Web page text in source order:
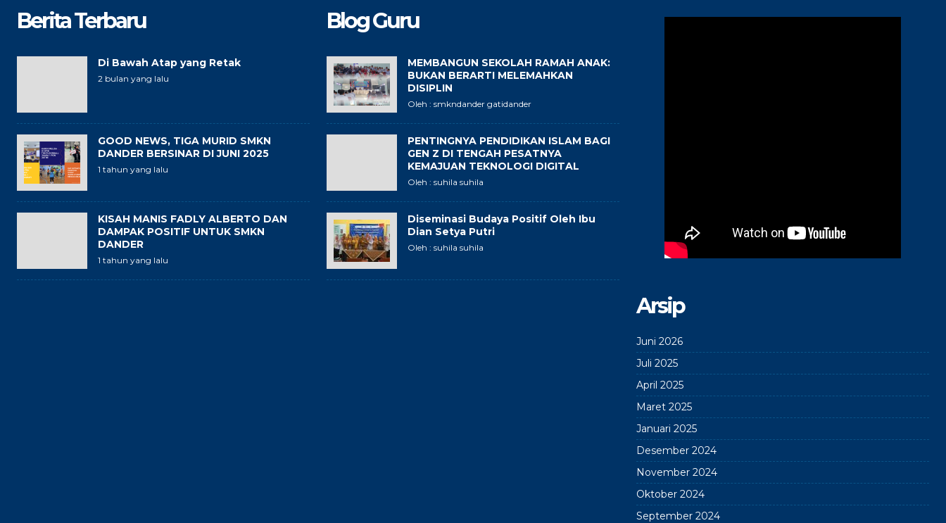
Berita Terbaru
Di Bawah Atap yang Retak
2 bulan yang lalu
GOOD NEWS, TIGA MURID SMKN
DANDER BERSINAR DI JUNI 2025
1 tahun yang lalu
KISAH MANIS FADLY ALBERTO DAN
DAMPAK POSITIF UNTUK SMKN
DANDER
1 tahun yang lalu
Blog Guru
MEMBANGUN SEKOLAH RAMAH ANAK:
BUKAN BERARTI MELEMAHKAN
DISIPLIN
Oleh : smkndander gatidander
PENTINGNYA PENDIDIKAN ISLAM BAGI
GEN Z DI TENGAH PESATNYA
KEMAJUAN TEKNOLOGI DIGITAL
Oleh : suhila suhila
Diseminasi Budaya Positif Oleh Ibu
Dian Setya Putri
Oleh : suhila suhila
Arsip
Juni 2026
Juli 2025
April 2025
Maret 2025
Januari 2025
Desember 2024
November 2024
Oktober 2024
September 2024